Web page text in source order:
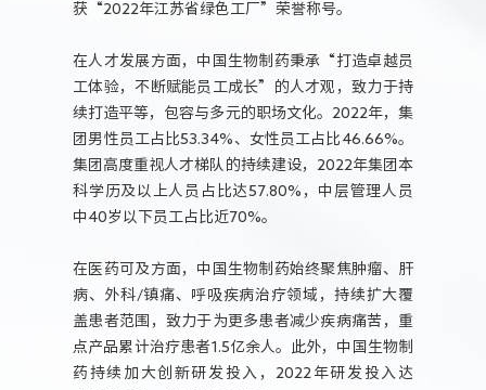
获“2022年江苏省绿色工厂”荣誉称号。
在人才发展方面，中国生物制药秉承“打造卓越员
工体验，不断赋能员工成长”的人才观，致力于持
续打造平等，包容与多元的职场文化。2022年，集
团男性员工占比53.34%、女性员工占比46.66%。
集团高度重视人才梯队的持续建设，2022年集团本
科学历及以上人员占比达57.80%，中层管理人员
中40岁以下员工占比近70%。
在医药可及方面，中国生物制药始终聚焦肿瘤、肝
病、外科/镇痛、呼吸疾病治疗领域，持续扩大覆
盖患者范围，致力于为更多患者减少疾病痛苦，重
点产品累计治疗患者1.5亿余人。此外，中国生物制
药持续加大创新研发投入，2022年研发投入达